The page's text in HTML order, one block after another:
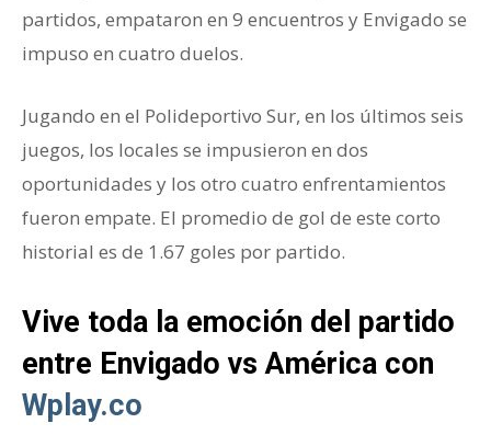
partidos, empataron en 9 encuentros y Envigado se
impuso en cuatro duelos.
Jugando en el Polideportivo Sur, en los últimos seis
juegos, los locales se impusieron en dos
oportunidades y los otro cuatro enfrentamientos
fueron empate. El promedio de gol de este corto
historial es de 1.67 goles por partido.
Vive toda la emoción del partido
entre Envigado vs América con
Wplay.co